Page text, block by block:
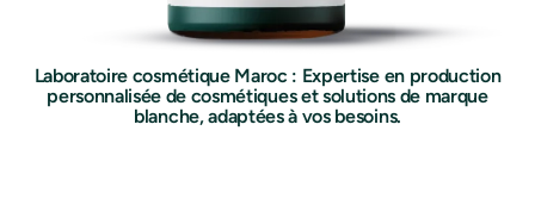
Laboratoire cosmétique Maroc : Expertise en production
personnalisée de cosmétiques et solutions de marque
blanche, adaptées à vos besoins.